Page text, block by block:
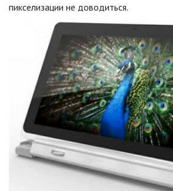
пикселизации не доводиться.